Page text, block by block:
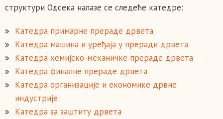
структури Одсека налазе се следеће катедре:
Катедра примарне прераде дрвета
Катедра машина и уређаја у преради дрвета
Катедра хемијско-механичке прераде дрвета
Катедра финалне прераде дрвета
Катедра организације и економике дрвне
индустрије
Катедра за заштиту дрвета